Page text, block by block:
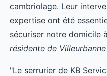
cambriolage. Leur
expertise ont été
sécuriser notre domicile
résidente de Villeurbanne
"Le serrurier de KB